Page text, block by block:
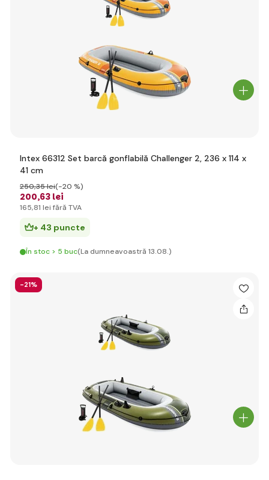
Intex 66312 Set barcă gonflabilă Challenger 2, 236 x 114 x
41 cm
200,63 lei
250,35 lei(-20 %)
165,81 lei fără TVA
+ 43 puncte
În stoc > 5 buc(La dumneavoastră 13.08.)
-21%